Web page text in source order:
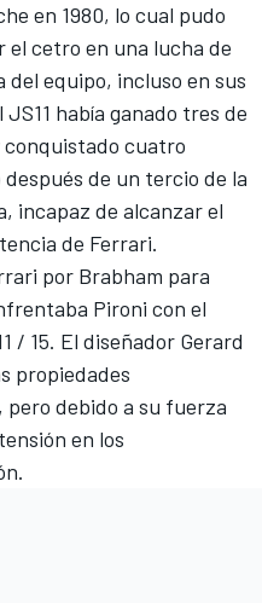
en 1980, lo cual pudo
el cetro en una lucha de
del equipo, incluso en sus
había ganado tres de
conquistado cuatro
de un tercio de la
incapaz de alcanzar el
de Ferrari.
por Brabham para
Pironi con el
/ 15. El diseñador Gerard
propiedades
debido a su fuerza
en los